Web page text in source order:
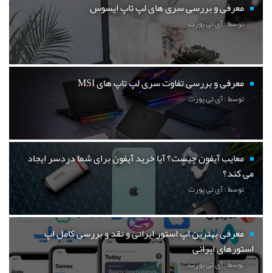
معرفی و بررسی سری های لپ تاپ ایسوس
توسط : آی تی پورت
معرفی و بررسی تفاوت سری لپ تاپ های MSI
توسط : آی تی پورت
معایب آیفون چیست؟ آیا خرید آیفون برای شما دردسر ایجاد
می کند؟
توسط : آی تی پورت
معرفی بهترین اپ استور ایرانی و نقد و بررسی کامل اپ
استورهای ایرانی
توسط : آی تی پورت